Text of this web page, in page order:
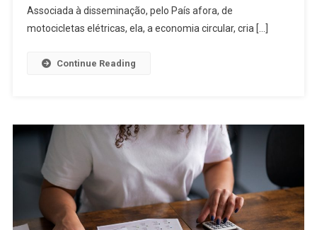
Associada à disseminação, pelo País afora, de
motocicletas elétricas, ela, a economia circular, cria […]
Continue Reading